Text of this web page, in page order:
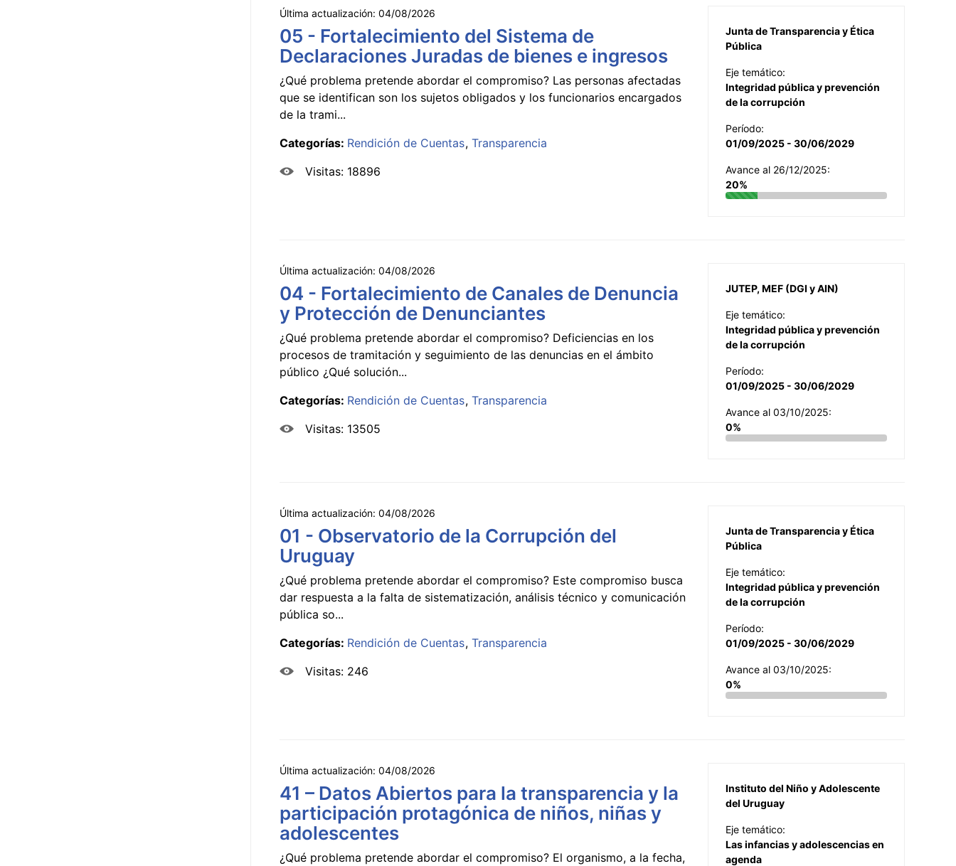
Última actualización: 04/08/2026
05 - Fortalecimiento del Sistema de
Declaraciones Juradas de bienes e ingresos
¿Qué problema pretende abordar el compromiso? Las personas afectadas
que se identifican son los sujetos obligados y los funcionarios encargados
de la trami...
Categorías: Rendición de Cuentas Transparencia
Visitas: 18896
Junta de Transparencia y Ética
Pública
Eje temático:
Integridad pública y prevención
de la corrupción
Período:
01/09/2025 - 30/06/2029
Avance al 26/12/2025:
20%
Última actualización: 04/08/2026
04 - Fortalecimiento de Canales de Denuncia
y Protección de Denunciantes
¿Qué problema pretende abordar el compromiso? Deficiencias en los
procesos de tramitación y seguimiento de las denuncias en el ámbito
público ¿Qué solución...
Categorías: Rendición de Cuentas Transparencia
Visitas: 13505
JUTEP, MEF (DGI y AIN)
Eje temático:
Integridad pública y prevención
de la corrupción
Período:
01/09/2025 - 30/06/2029
Avance al 03/10/2025:
0%
Última actualización: 04/08/2026
01 - Observatorio de la Corrupción del
Uruguay
¿Qué problema pretende abordar el compromiso? Este compromiso busca
dar respuesta a la falta de sistematización, análisis técnico y comunicación
pública so...
Categorías: Rendición de Cuentas Transparencia
Visitas: 246
Junta de Transparencia y Ética
Pública
Eje temático:
Integridad pública y prevención
de la corrupción
Período:
01/09/2025 - 30/06/2029
Avance al 03/10/2025:
0%
Última actualización: 04/08/2026
41 – Datos Abiertos para la transparencia y la
participación protagónica de niños, niñas y
adolescentes
¿Qué problema pretende abordar el compromiso? El organismo, a la fecha,
Instituto del Niño y Adolescente
del Uruguay
Eje temático:
Las infancias y adolescencias en
agenda